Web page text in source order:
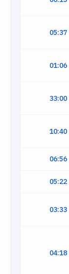
05:37
01:06
33:00
10:40
06:56
05:22
03:33
04:18